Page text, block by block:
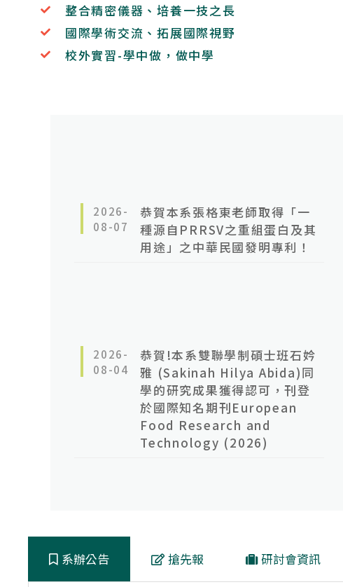
整合精密儀器、培養一技之長
國際學術交流、拓展國際視野
校外實習-學中做，做中學
2026-
08-07
恭賀本系張格東老師取得「一
種源自PRRSV之重組蛋白及其
用途」之中華民國發明專利！
2026-
08-04
恭賀!本系雙聯學制碩士班石妗
雅 (Sakinah Hilya Abida)同
學的研究成果獲得認可，刊登
於國際知名期刊European
Food Research and
Technology (2026)
系辦公告 搶先報 研討會資訊